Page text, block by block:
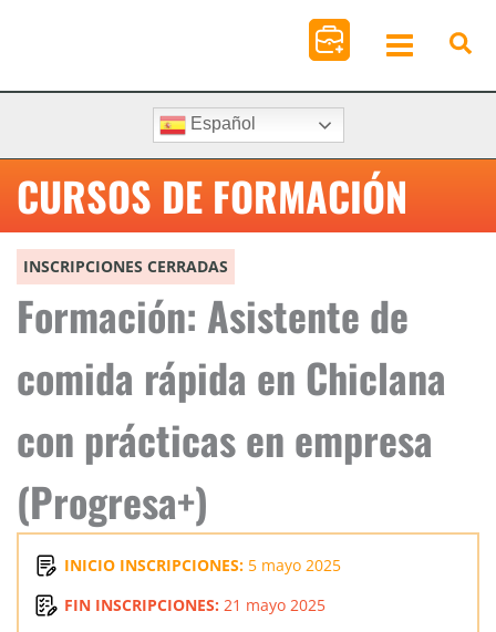
Español
CURSOS DE FORMACIÓN
INSCRIPCIONES CERRADAS
Formación: Asistente de
comida rápida en Chiclana
con prácticas en empresa
(Progresa+)
INICIO INSCRIPCIONES: 5 mayo 2025
FIN INSCRIPCIONES: 21 mayo 2025